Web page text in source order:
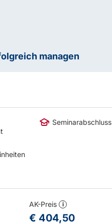
managen
Seminarabschluss
AK-Preis i
€ 404,50